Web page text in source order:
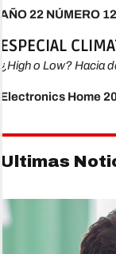
AÑO 22 NÚMERO
ESPECIAL
¿High o Low? Hacia
Electronics Home
Ultimas